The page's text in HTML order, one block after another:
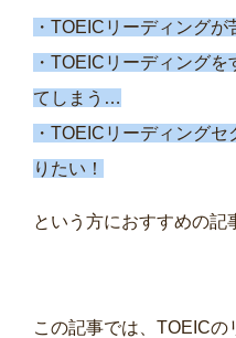
・TOEICリーディング
・TOEICリーディング
てしまう…
・TOEICリーディング
りたい！
という方におすすめの記
この記事では、TOEICの